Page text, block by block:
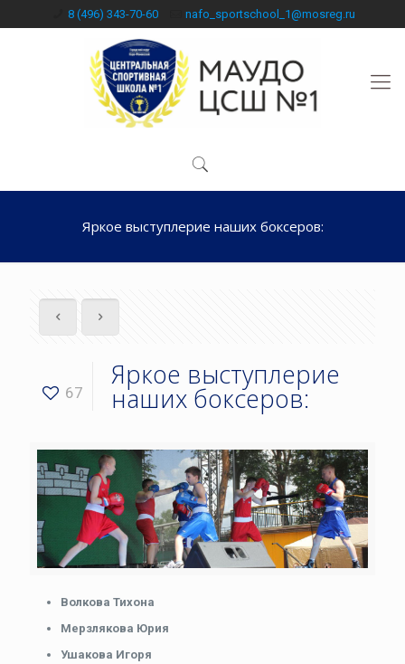
8 (496) 343-70-60 nafo_sportschool_1@mosreg.ru
Яркое выступлерие наших боксеров:
67
Яркое выступлерие
наших боксеров:
Волкова Тихона
Мерзлякова Юрия
Ушакова Игоря